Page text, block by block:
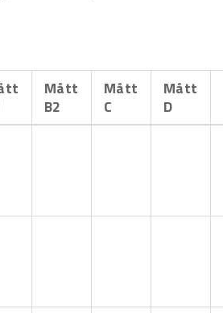
Mått
B2
Mått
C
Mått
D